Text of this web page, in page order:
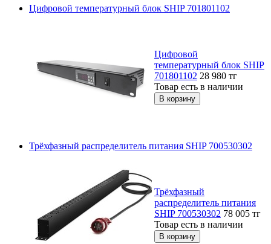
Цифровой температурный блок SHIP 701801102
Цифровой
температурный блок SHIP
701801102 28 980 тг
Товар есть в наличии
Трёхфазный распределитель питания SHIP 700530302
Трёхфазный
распределитель питания
SHIP 700530302 78 005 тг
Товар есть в наличии